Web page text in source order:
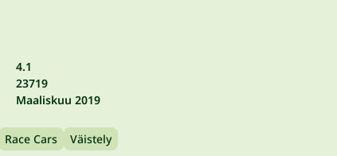
4.1
23719
Maaliskuu 2019
Race Cars Väistely